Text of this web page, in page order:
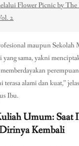
Flower Picnic by
2
maupun Sekolah
sama, yakni
terasa alami dan kuat,”
Ibu.
Umum: Saat
Kembali